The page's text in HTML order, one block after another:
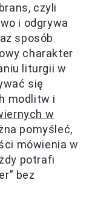
czyli
i odgrywa
sposób
charakter
liturgii w
się
modlitw i
w
pomyśleć,
mówienia w
potrafi
bez